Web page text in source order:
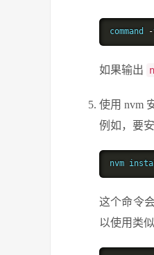
command -
如果输出
使用 nvm
例如，要
nvm
这个命令
以使用类